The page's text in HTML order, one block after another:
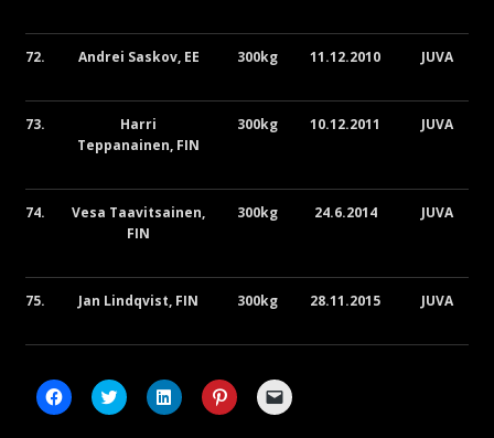
72. Andrei Saskov, EE 300kg 11.12.2010 JUVA
73.
Harri
Teppanainen, FIN
300kg 10.12.2011 JUVA
74.
Vesa Taavitsainen,
FIN
300kg 24.6.2014 JUVA
75. Jan Lindqvist, FIN 300kg 28.11.2015 JUVA
Click
to
Click
to
Click
to
Click
to
Click
to